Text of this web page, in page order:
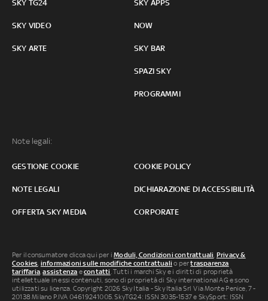
SKY TG24
SKY VIDEO
SKY ARTE
SKY APPS
NOW
SKY BAR
SPAZI SKY
PROGRAMMI
Note legali:
GESTIONE COOKIE COOKIE POLICY
NOTE LEGALI DICHIARAZIONE DI ACCESSIBILITÀ
OFFERTA SKY MEDIA CORPORATE
Per il consumatore clicca qui per iModuli, Condizioni contrattuali, Privacy &
Cookies, informazioni sulle modifiche contrattuali o pertrasparenza
tariffaria,assistenza econtatti. Tutti i marchi Sky e i diritti di proprietà
intellettuale in essi contenuti, sono di proprietà di Sky international AG e sono
utilizzati su licenza. Copyright 2026 Sky Italia - Sky Italia Srl Via Monte Penice, 7 -
20138 Milano P.IVA 04619241005. SkyTG24: ISSN 3035-1537 e SkySport: ISSN